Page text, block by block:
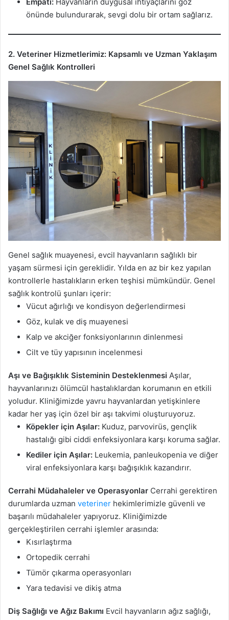
önünde bulundurarak, sevgi dolu bir ortam sağlarız.
2. Veteriner Hizmetlerimiz: Kapsamlı ve Uzman Yaklaşım
Genel Sağlık Kontrolleri
Genel sağlık muayenesi, evcil hayvanların sağlıklı bir
yaşam sürmesi için gereklidir. Yılda en az bir kez yapılan
kontrollerle hastalıkların erken teşhisi mümkündür. Genel
sağlık kontrolü şunları içerir:
Vücut ağırlığı ve kondisyon değerlendirmesi
Göz, kulak ve diş muayenesi
Kalp ve akciğer fonksiyonlarının dinlenmesi
Cilt ve tüy yapısının incelenmesi
Aşı ve Bağışıklık Sisteminin Desteklenmesi Aşılar,
hayvanlarınızı ölümcül hastalıklardan korumanın en etkili
yoludur. Kliniğimizde yavru hayvanlardan yetişkinlere
kadar her yaş için özel bir aşı takvimi oluşturuyoruz.
Köpekler için Aşılar: Kuduz, parvovirüs, gençlik
hastalığı gibi ciddi enfeksiyonlara karşı koruma sağlar.
Kediler için Aşılar: Leukemia, panleukopenia ve diğer
viral enfeksiyonlara karşı bağışıklık kazandırır.
Cerrahi Müdahaleler ve Operasyonlar Cerrahi gerektiren
durumlarda uzman veteriner hekimlerimizle güvenli ve
başarılı müdahaleler yapıyoruz. Kliniğimizde
gerçekleştirilen cerrahi işlemler arasında:
Kısırlaştırma
Ortopedik cerrahi
Tümör çıkarma operasyonları
Yara tedavisi ve dikiş atma
Diş Sağlığı ve Ağız Bakımı Evcil hayvanların ağız sağlığı,